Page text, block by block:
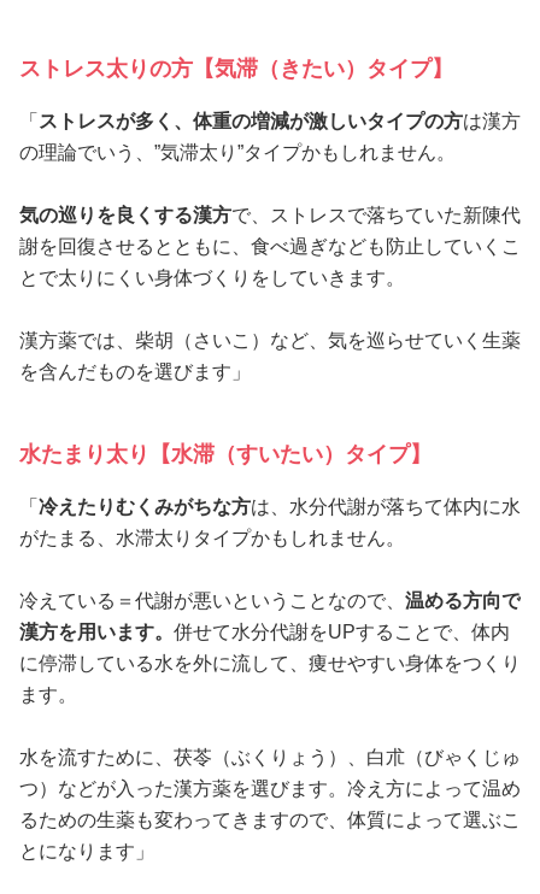
ストレス太りの方【気滞（きたい）タイプ】
「 ストレスが多く、体重の増減が激しいタイプの方は漢方
の理論でいう、”気滞太り”タイプかもしれません。
気の巡りを良くする漢方で、ストレスで落ちていた新陳代
謝を回復させるとともに、食べ過ぎなども防止していくこ
とで太りにくい身体づくりをしていきます。
漢方薬では、柴胡（さいこ）など、気を巡らせていく生薬
を含んだものを選びます」
水たまり太り【水滞（すいたい）タイプ】
「 冷えたりむくみがちな方は、水分代謝が落ちて体内に水
がたまる、水滞太りタイプかもしれません。
冷えている＝代謝が悪いということなので、 温める方向で
漢方を用います。 併せて水分代謝をUPすることで、体内
に停滞している水を外に流して、痩せやすい身体をつくり
ます。
水を流すために、茯苓（ぶくりょう）、白朮（びゃくじゅ
つ）などが入った漢方薬を選びます。冷え方によって温め
るための生薬も変わってきますので、体質によって選ぶこ
とになります」